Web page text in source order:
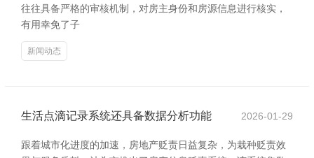
往往具备严格的审核机制，对房主身份和房源信息进行核实，
有用幸免了子
新闻动态
生活点滴记录系统还具备数据分析功能 2026-01-29
跟着城市化进度的加速，房地产贬责日益复杂，为栽种贬责效